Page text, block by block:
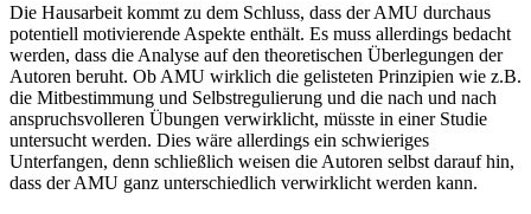
Die Hausarbeit kommt zu dem Schluss, dass der AMU durchaus
potentiell motivierende Aspekte enthält. Es muss allerdings bedacht
werden, dass die Analyse auf den theoretischen Überlegungen der
Autoren beruht. Ob AMU wirklich die gelisteten Prinzipien wie z.B.
die Mitbestimmung und Selbstregulierung und die nach und nach
anspruchsvolleren Übungen verwirklicht, müsste in einer Studie
untersucht werden. Dies wäre allerdings ein schwieriges
Unterfangen, denn schließlich weisen die Autoren selbst darauf hin,
dass der AMU ganz unterschiedlich verwirklicht werden kann.